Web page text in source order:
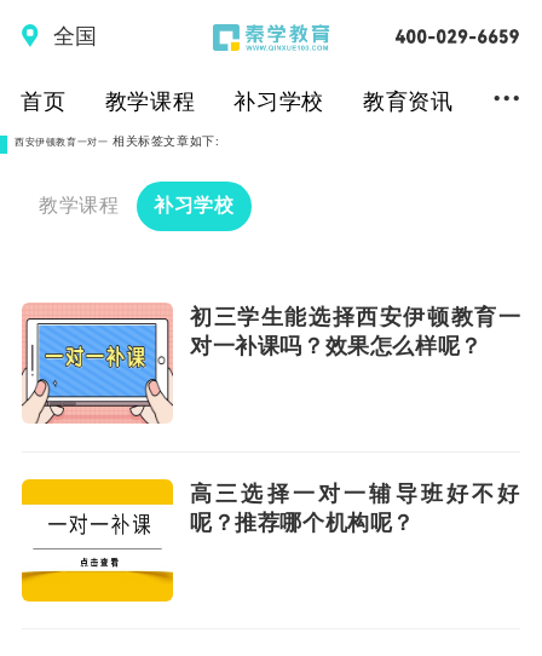
全国
首页 教学课程 补习学校 教育资讯 ...
西安伊顿教育一对一 相关标签文章如下:
教学课程 补习学校
初三学生能选择西安伊顿教育一
对一补课吗？效果怎么样呢？
高三选择一对一辅导班好不好
呢？推荐哪个机构呢？